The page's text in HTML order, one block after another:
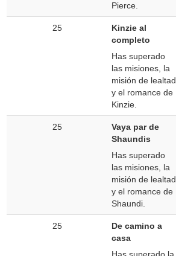
Pierce.
25
Kinzie al
completo
Has superado
las misiones, la
misión de lealtad
y el romance de
Kinzie.
25
Vaya par de
Shaundis
Has superado
las misiones, la
misión de lealtad
y el romance de
Shaundi.
25
De camino a
casa